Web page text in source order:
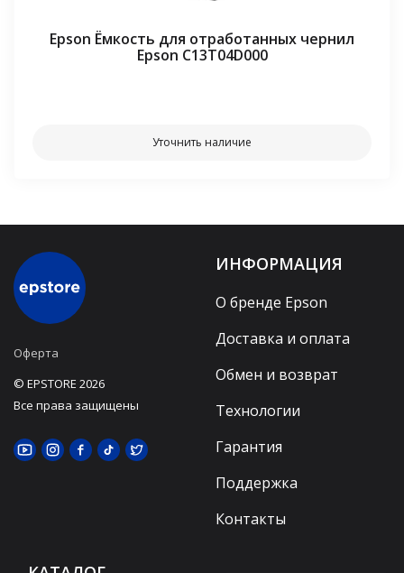
Epson Ёмкость для отработанных чернил
Epson C13T04D000
Уточнить наличие
Оферта
© EPSTORE 2026
Все права защищены
ИНФОРМАЦИЯ
О бренде Epson
Доставка и оплата
Обмен и возврат
Технологии
Гарантия
Поддержка
Контакты